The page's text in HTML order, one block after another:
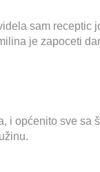
sam receptic
je zapoceti
i općenito sve sa